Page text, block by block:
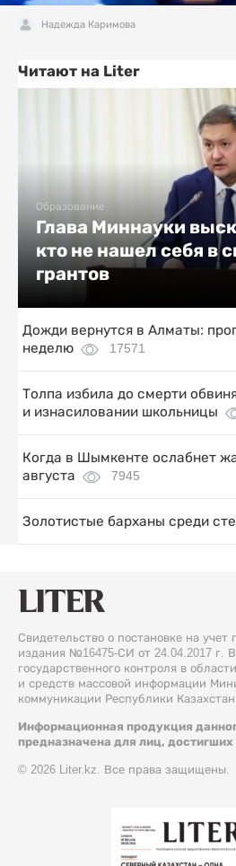
Надежда Каримова
Читают на Liter
Образование
Глава Миннауки
кто не нашел себя в
грантов
Дожди вернутся в Алматы:
неделю
17571
Толпа избила до смерти
и изнасиловании школьницы
Когда в Шымкенте ослабнет
августа
7945
Золотистые барханы среди
Свидетельство о постановке на учет
издания №16475-СИ от 24.04.2017 г.
государственного контроля в
и средств массовой информации
коммуникации Республики
Информационная продукция
предназначена для лиц, достигших
© 2026 Liter.kz. Все права защищены.